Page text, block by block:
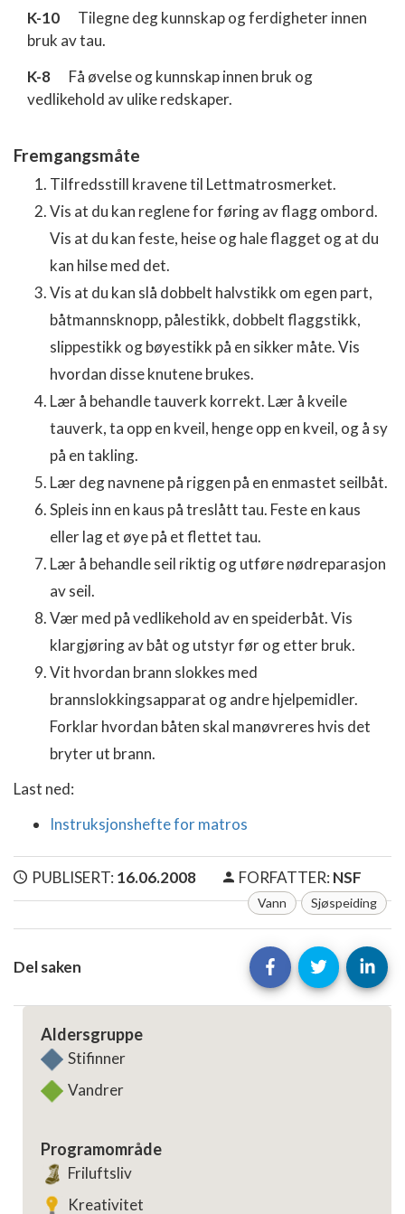
K-10
Tilegne deg kunnskap og ferdigheter innen
bruk av tau.
K-8
Få øvelse og kunnskap innen bruk og
vedlikehold av ulike redskaper.
Fremgangsmåte
Tilfredsstill kravene til Lettmatrosmerket.
Vis at du kan reglene for føring av flagg ombord.
Vis at du kan feste, heise og hale flagget og at du
kan hilse med det.
Vis at du kan slå dobbelt halvstikk om egen part,
båtmannsknopp, pålestikk, dobbelt flaggstikk,
slippestikk og bøyestikk på en sikker måte. Vis
hvordan disse knutene brukes.
Lær å behandle tauverk korrekt. Lær å kveile
tauverk, ta opp en kveil, henge opp en kveil, og å sy
på en takling.
Lær deg navnene på riggen på en enmastet seilbåt.
Spleis inn en kaus på treslått tau. Feste en kaus
eller lag et øye på et flettet tau.
Lær å behandle seil riktig og utføre nødreparasjon
av seil.
Vær med på vedlikehold av en speiderbåt. Vis
klargjøring av båt og utstyr før og etter bruk.
Vit hvordan brann slokkes med
brannslokkingsapparat og andre hjelpemidler.
Forklar hvordan båten skal manøvreres hvis det
bryter ut brann.
Last ned:
Instruksjonshefte for matros
PUBLISERT: 16.06.2008 FORFATTER: NSF
Vann Sjøspeiding
Del saken
Aldersgruppe
Stifinner
Vandrer
Programområde
Friluftsliv
Kreativitet